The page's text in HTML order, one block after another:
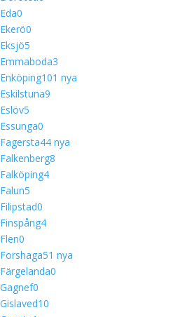
Eda0
Ekerö0
Eksjö5
Emmaboda3
Enköping101 nya
Eskilstuna9
Eslöv5
Essunga0
Fagersta44 nya
Falkenberg8
Falköping4
Falun5
Filipstad0
Finspång4
Flen0
Forshaga51 nya
Färgelanda0
Gagnef0
Gislaved10